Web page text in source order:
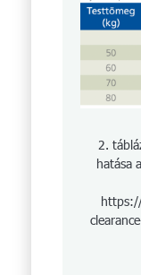
2.
hatása